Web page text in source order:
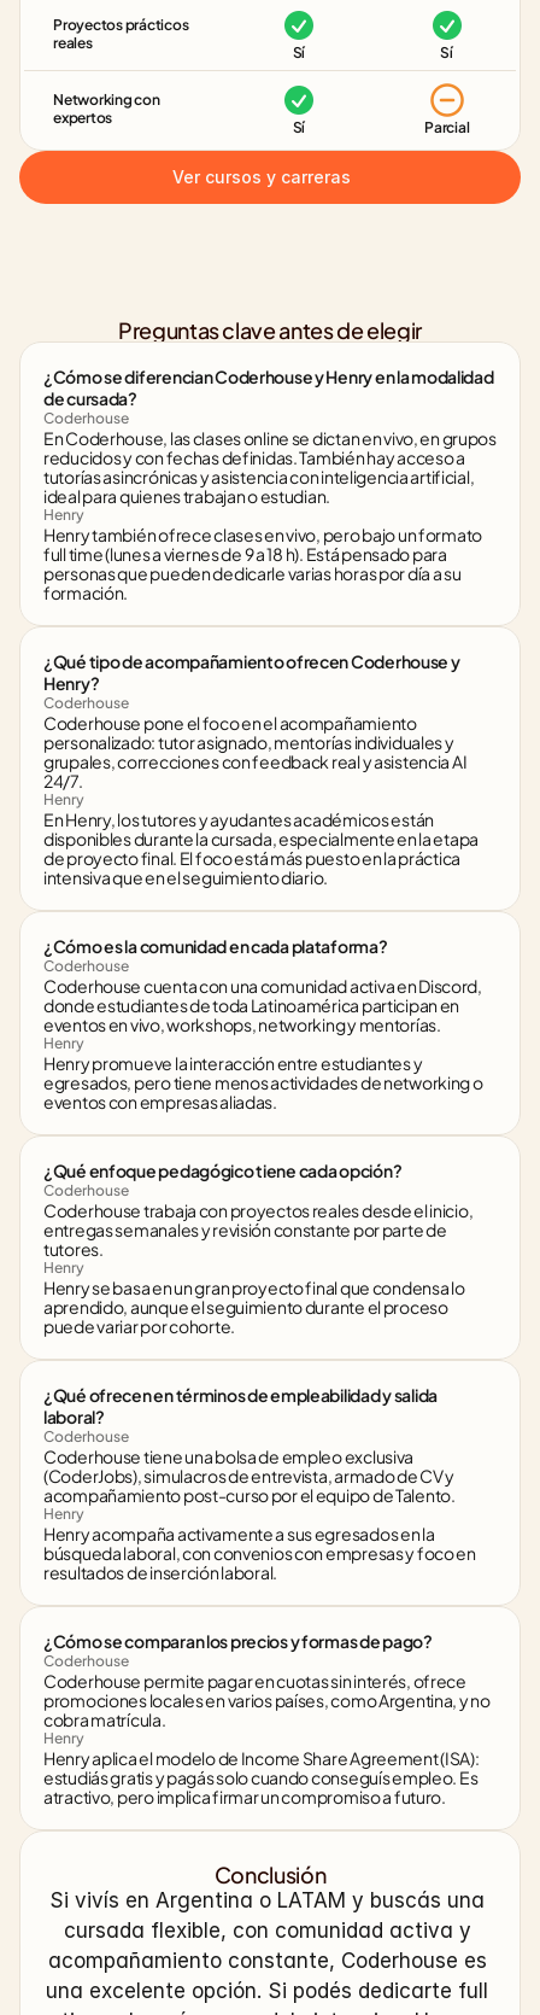
Proyectos prácticos
reales
Sí Sí
Networking con
expertos
Sí Parcial
Ver cursos y carreras
Preguntas clave antes de elegir
¿Cómo se diferencian Coderhouse y Henry en la modalidad
de cursada?
Coderhouse
En Coderhouse, las clases online se dictan en vivo, en grupos
reducidos y con fechas definidas. También hay acceso a
tutorías asincrónicas y asistencia con inteligencia artificial,
ideal para quienes trabajan o estudian.
Henry
Henry también ofrece clases en vivo, pero bajo un formato
full time (lunes a viernes de 9 a 18 h). Está pensado para
personas que pueden dedicarle varias horas por día a su
formación.
¿Qué tipo de acompañamiento ofrecen Coderhouse y
Henry?
Coderhouse
Coderhouse pone el foco en el acompañamiento
personalizado: tutor asignado, mentorías individuales y
grupales, correcciones con feedback real y asistencia AI
24/7.
Henry
En Henry, los tutores y ayudantes académicos están
disponibles durante la cursada, especialmente en la etapa
de proyecto final. El foco está más puesto en la práctica
intensiva que en el seguimiento diario.
¿Cómo es la comunidad en cada plataforma?
Coderhouse
Coderhouse cuenta con una comunidad activa en Discord,
donde estudiantes de toda Latinoamérica participan en
eventos en vivo, workshops, networking y mentorías.
Henry
Henry promueve la interacción entre estudiantes y
egresados, pero tiene menos actividades de networking o
eventos con empresas aliadas.
¿Qué enfoque pedagógico tiene cada opción?
Coderhouse
Coderhouse trabaja con proyectos reales desde el inicio,
entregas semanales y revisión constante por parte de
tutores.
Henry
Henry se basa en un gran proyecto final que condensa lo
aprendido, aunque el seguimiento durante el proceso
puede variar por cohorte.
¿Qué ofrecen en términos de empleabilidad y salida
laboral?
Coderhouse
Coderhouse tiene una bolsa de empleo exclusiva
(CoderJobs), simulacros de entrevista, armado de CV y
acompañamiento post-curso por el equipo de Talento.
Henry
Henry acompaña activamente a sus egresados en la
búsqueda laboral, con convenios con empresas y foco en
resultados de inserción laboral.
¿Cómo se comparan los precios y formas de pago?
Coderhouse
Coderhouse permite pagar en cuotas sin interés, ofrece
promociones locales en varios países, como Argentina, y no
cobra matrícula.
Henry
Henry aplica el modelo de Income Share Agreement (ISA):
estudiás gratis y pagás solo cuando conseguís empleo. Es
atractivo, pero implica firmar un compromiso a futuro.
Conclusión
Si vivís en Argentina o LATAM y buscás una
cursada flexible, con comunidad activa y
acompañamiento constante, Coderhouse es
una excelente opción. Si podés dedicarte full